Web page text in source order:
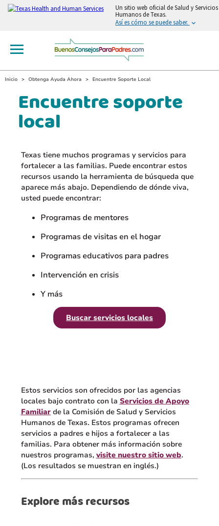
Un sitio web oficial de Salud y Servicios
Humanos de Texas.
Así es cómo se puede saber.
Inicio Obtenga Ayuda Ahora Encuentre Soporte Local
Encuentre soporte
local
Texas tiene muchos programas y servicios para
fortalecer a las familias. Puede encontrar estos
recursos usando la herramienta de búsqueda que
aparece más abajo. Dependiendo de dónde viva,
usted puede encontrar:
Programas de mentores
Programas de visitas en el hogar
Programas educativos para padres
Intervención en crisis
Y más
Buscar servicios locales
Estos servicios son ofrecidos por las agencias
locales bajo contrato con la Servicios de Apoyo
Familiarde la Comisión de Salud y Servicios
Humanos de Texas. Estos programas ofrecen
servicios a padres e hijos a fortalecer a las
familias. Para obtener más información sobre
nuestros programas, visite nuestro sitio web.
(Los resultados se muestran en inglés.)
Explore más recursos